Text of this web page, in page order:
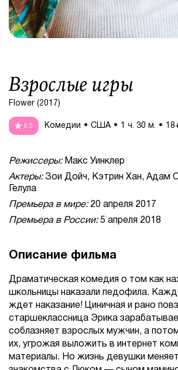
Взрослые игры
Flower (2017)
6.5 Комедии США 1 ч. 30 м.
Режиссеры:Макс Уинклер
Актеры:Зои Дойч, Кэтрин Хан, Адам
Гелула
Премьера в мире:20 апреля 2017
Премьера в России:5 апреля 2018
Описание фильма
Драматическая комедия о том как
школьницы наказали педофила.
ждет наказание! Циничная и рано
старшеклассница Эрика
соблазняет взрослых мужчин, а
их, угрожая выложить в интернет
материалы. Но жизнь девушки